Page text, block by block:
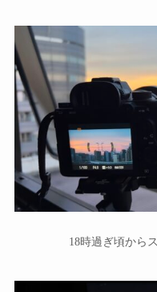
18時過ぎ頃から